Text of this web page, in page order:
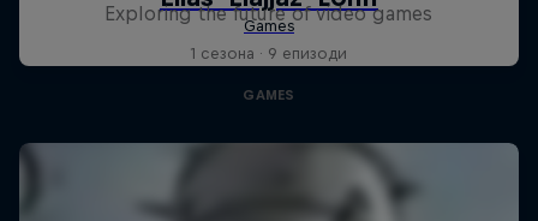
Exploring the future of video games
1 сезона · 9 епизоди
GAMES